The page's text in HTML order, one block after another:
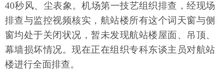
40秒风、尘表象。机场第一技艺组织排查，经现场
排查与监控视频核实，航站楼所有这个词天窗与侧
窗均处于关闭状况，暂未发现航站楼屋面、吊顶、
幕墙损坏情况。现在正在组织专科东谈主员对航站
楼进行全面排查。